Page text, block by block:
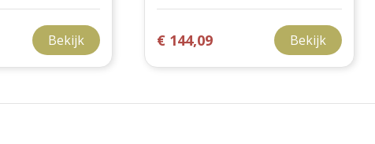
Bekijk € 144,09 Bekijk